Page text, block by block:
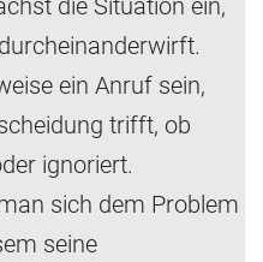
die Situation ein,
ein Anruf sein,
trifft, ob
ignoriert.
sich dem Problem
seine